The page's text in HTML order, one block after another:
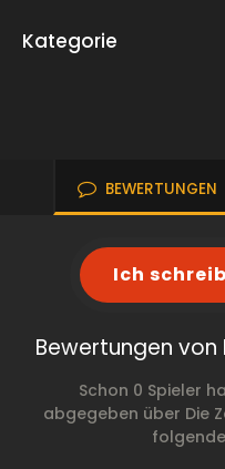
Kategorie
BEWERTUNGEN
Ich
Bewertungen von
Schon 0 Spieler
abgegeben über Die